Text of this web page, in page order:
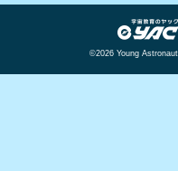
©2026 Young